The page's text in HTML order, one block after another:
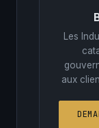
Les
aux